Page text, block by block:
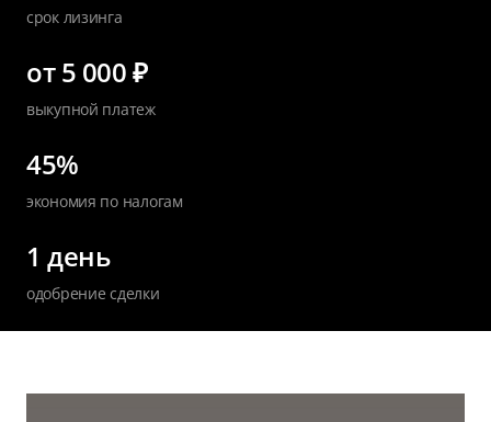
срок лизинга
от 5 000 ₽
выкупной платеж
45%
экономия по налогам
1 день
одобрение сделки